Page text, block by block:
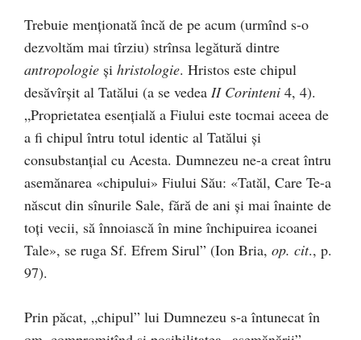
Trebuie menționată încă de pe acum (urmînd s-o
dezvoltăm mai tîrziu) strînsa legătură dintre
antropologie și hristologie. Hristos este chipul
desăvîrșit al Tatălui (a se vedea II Corinteni 4, 4).
„Proprietatea esențială a Fiului este tocmai aceea de
a fi chipul întru totul identic al Tatălui și
consubstanțial cu Acesta. Dumnezeu ne-a creat întru
asemănarea «chipului» Fiului Său: «Tatăl, Care Te-a
născut din sînurile Sale, fără de ani și mai înainte de
toți vecii, să înnoiască în mine închipuirea icoanei
Tale», se ruga Sf. Efrem Sirul” (Ion Bria, op. cit., p.
97).
Prin păcat, „chipul” lui Dumnezeu s-a întunecat în